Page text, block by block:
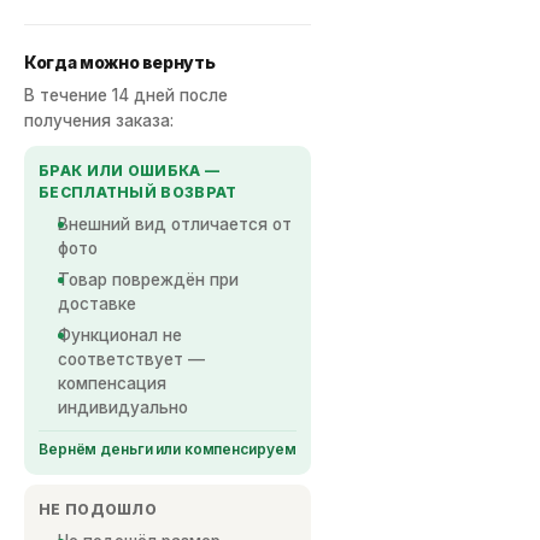
Когда можно вернуть
В течение 14 дней после
получения заказа:
БРАК ИЛИ ОШИБКА —
БЕСПЛАТНЫЙ ВОЗВРАТ
Внешний вид отличается от
фото
Товар повреждён при
доставке
Функционал не
соответствует —
компенсация
индивидуально
Вернём деньги или компенсируем
НЕ ПОДОШЛО
Когда можно вернуть
В течение 14 дней после
получения заказа:
БРАК ИЛИ ОШИБКА —
БЕСПЛАТНЫЙ ВОЗВРАТ
Внешний вид отличается от
фото
Товар повреждён при
доставке
Функционал не
соответствует —
компенсация
индивидуально
Вернём деньги или компенсируем
НЕ ПОДОШЛО